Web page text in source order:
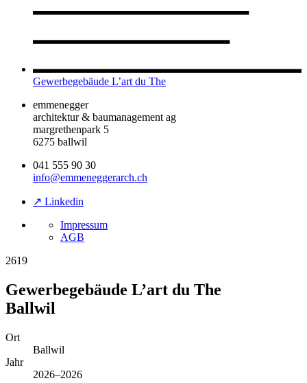
Gewerbegebäude L’art du The
emmenegger
architektur & baumanagement ag
margrethenpark 5
6275 ballwil
041 555 90 30
info@emmeneggerarch.ch
↗ Linkedin
Impressum
AGB
2619
Gewerbegebäude L’art du The
Ballwil
Ort
Ballwil
Jahr
2026–2026